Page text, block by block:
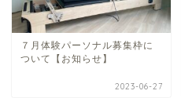
７月体験パーソナル募集枠に
ついて【お知らせ】
2023-06-27